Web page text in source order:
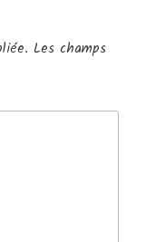
Les champs